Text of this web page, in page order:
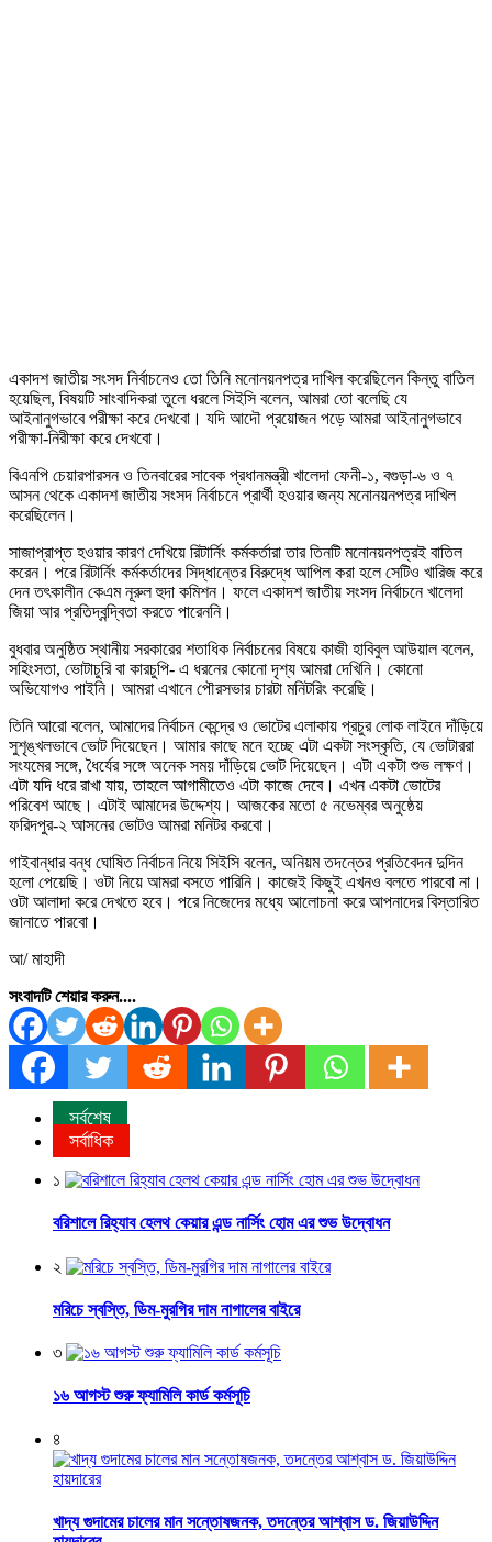
একাদশ জাতীয় সংসদ নির্বাচনেও তো তিনি মনোনয়নপত্র দাখিল করেছিলেন কিন্তু বাতিল
হয়েছিল, বিষয়টি সাংবাদিকরা তুলে ধরলে সিইসি বলেন, আমরা তো বলেছি যে
আইনানুগভাবে পরীক্ষা করে দেখবো। যদি আদৌ প্রয়োজন পড়ে আমরা আইনানুগভাবে
পরীক্ষা-নিরীক্ষা করে দেখবো।
বিএনপি চেয়ারপারসন ও তিনবারের সাবেক প্রধানমন্ত্রী খালেদা ফেনী-১, বগুড়া-৬ ও ৭
আসন থেকে একাদশ জাতীয় সংসদ নির্বাচনে প্রার্থী হওয়ার জন্য মনোনয়নপত্র দাখিল
করেছিলেন।
সাজাপ্রাপ্ত হওয়ার কারণ দেখিয়ে রিটার্নিং কর্মকর্তারা তার তিনটি মনোনয়নপত্রই বাতিল
করেন। পরে রিটার্নিং কর্মকর্তাদের সিদ্ধান্তের বিরুদ্ধে আপিল করা হলে সেটিও খারিজ করে
দেন তৎকালীন কেএম নূরুল হুদা কমিশন। ফলে একাদশ জাতীয় সংসদ নির্বাচনে খালেদা
জিয়া আর প্রতিদ্বন্দ্বিতা করতে পারেননি।
বুধবার অনুষ্ঠিত স্থানীয় সরকারের শতাধিক নির্বাচনের বিষয়ে কাজী হাবিবুল আউয়াল বলেন,
সহিংসতা, ভোটাচুরি বা কারচুপি- এ ধরনের কোনো দৃশ্য আমরা দেখিনি। কোনো
অভিযোগও পাইনি। আমরা এখানে পৌরসভার চারটা মনিটরিং করেছি।
তিনি আরো বলেন, আমাদের নির্বাচন কেন্দ্রে ও ভোটের এলাকায় প্রচুর লোক লাইনে দাঁড়িয়ে
সুশৃঙ্খলভাবে ভোট দিয়েছেন। আমার কাছে মনে হচ্ছে এটা একটা সংস্কৃতি, যে ভোটাররা
সংযমের সঙ্গে, ধৈর্যের সঙ্গে অনেক সময় দাঁড়িয়ে ভোট দিয়েছেন। এটা একটা শুভ লক্ষণ।
এটা যদি ধরে রাখা যায়, তাহলে আগামীতেও এটা কাজে দেবে। এখন একটা ভোটের
পরিবেশ আছে। এটাই আমাদের উদ্দেশ্য। আজকের মতো ৫ নভেম্বর অনুষ্ঠেয়
ফরিদপুর-২ আসনের ভোটও আমরা মনিটর করবো।
গাইবান্ধার বন্ধ ঘোষিত নির্বাচন নিয়ে সিইসি বলেন, অনিয়ম তদন্তের প্রতিবেদন দুদিন
হলো পেয়েছি। ওটা নিয়ে আমরা বসতে পারিনি। কাজেই কিছুই এখনও বলতে পারবো না।
ওটা আলাদা করে দেখতে হবে। পরে নিজেদের মধ্যে আলোচনা করে আপনাদের বিস্তারিত
জানাতে পারবো।
আ/ মাহাদী
সংবাদটি শেয়ার করুন....
সর্বশেষ
সর্বাধিক
১
বরিশালে রিহ্যাব হেলথ কেয়ার এন্ড নার্সিং হোম এর শুভ উদ্বোধন
২
মরিচে স্বস্তি, ডিম-মুরগির দাম নাগালের বাইরে
৩
১৬ আগস্ট শুরু ফ্যামিলি কার্ড কর্মসূচি
৪
খাদ্য গুদামের চালের মান সন্তোষজনক, তদন্তের আশ্বাস ড. জিয়াউদ্দিন